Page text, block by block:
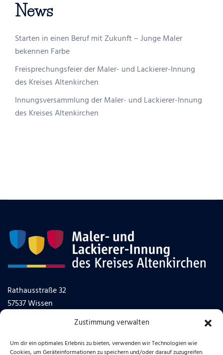
Zustimmung verwalten
Um dir ein optimales Erlebnis zu bieten, verwenden wir Technologien wie
Cookies, um Geräteinformationen zu speichern und/oder darauf zuzugreifen.
News
Starten in einen Beruf mit Zukunft – Junge Maler
bekennen Farbe
Freisprechungsfeier der Maler- und Lackierer-Innung
des Kreises Altenkirchen
Innungsversammlung der Maler- und Lackierer-Innung
des Kreises Altenkirchen
Rathausstraße 32
57537 Wissen
Telefon: 0 26 02/1005-0